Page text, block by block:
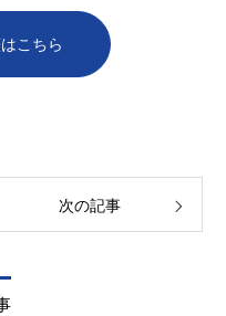
こちら
次の記事